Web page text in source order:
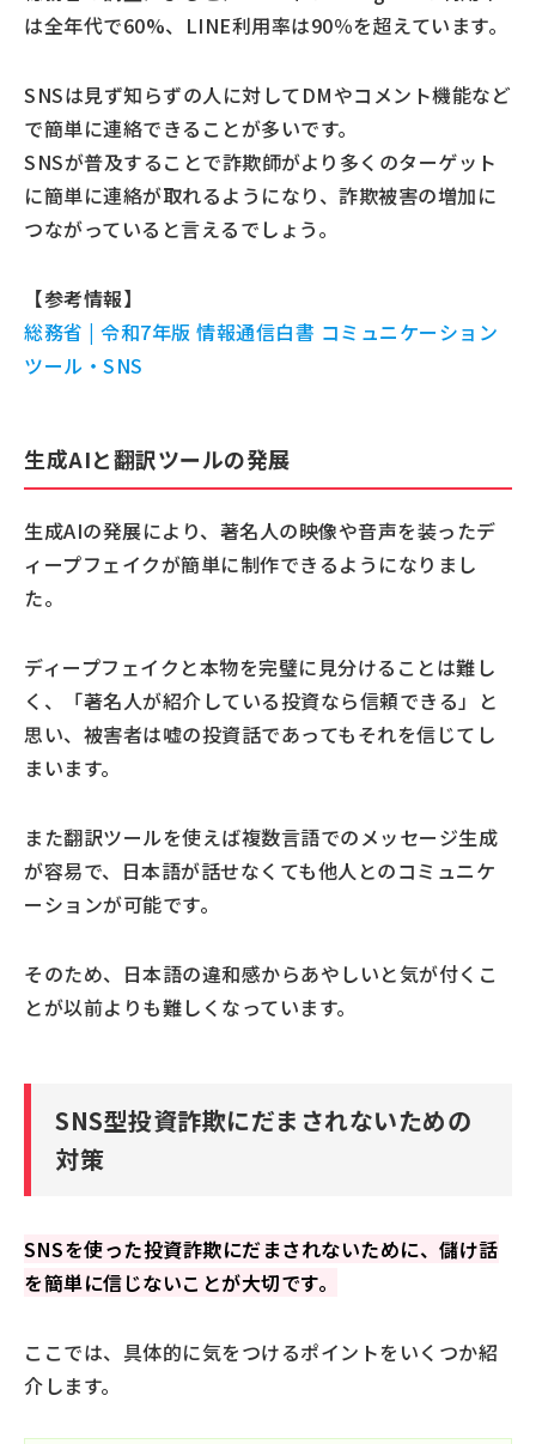
は全年代で60%、LINE利用率は90％を超えています。
SNSは見ず知らずの人に対してDMやコメント機能など
で簡単に連絡できることが多いです。
SNSが普及することで詐欺師がより多くのターゲット
に簡単に連絡が取れるようになり、詐欺被害の増加に
つながっていると言えるでしょう。
【参考情報】
総務省 | 令和7年版 情報通信白書 コミュニケーション
ツール・SNS
生成AIと翻訳ツールの発展
生成AIの発展により、著名人の映像や音声を装ったデ
ィープフェイクが簡単に制作できるようになりまし
た。
ディープフェイクと本物を完璧に見分けることは難し
く、「著名人が紹介している投資なら信頼できる」と
思い、被害者は嘘の投資話であってもそれを信じてし
まいます。
また翻訳ツールを使えば複数言語でのメッセージ生成
が容易で、日本語が話せなくても他人とのコミュニケ
ーションが可能です。
そのため、日本語の違和感からあやしいと気が付くこ
とが以前よりも難しくなっています。
SNS型投資詐欺にだまされないための
対策
SNSを使った投資詐欺にだまされないために、儲け話
を簡単に信じないことが大切です。
ここでは、具体的に気をつけるポイントをいくつか紹
介します。